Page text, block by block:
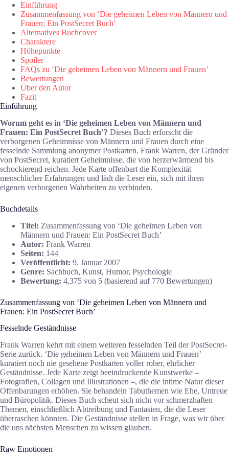
Einführung
Zusammenfassung von ‘Die geheimen Leben von Männern und
Frauen: Ein PostSecret Buch’
Alternatives Buchcover
Charaktere
Höhepunkte
Spoiler
FAQs zu ‘Die geheimen Leben von Männern und Frauen’
Bewertungen
Über den Autor
Fazit
Einführung
Worum geht es in ‘Die geheimen Leben von Männern und
Frauen: Ein PostSecret Buch’? Dieses Buch erforscht die
verborgenen Geheimnisse von Männern und Frauen durch eine
fesselnde Sammlung anonymer Postkarten. Frank Warren, der Gründer
von PostSecret, kuratiert Geheimnisse, die von herzerwärmend bis
schockierend reichen. Jede Karte offenbart die Komplexität
menschlicher Erfahrungen und lädt die Leser ein, sich mit ihren
eigenen verborgenen Wahrheiten zu verbinden.
Buchdetails
Titel: Zusammenfassung von ‘Die geheimen Leben von
Männern und Frauen: Ein PostSecret Buch’
Autor: Frank Warren
Seiten: 144
Veröffentlicht: 9. Januar 2007
Genre: Sachbuch, Kunst, Humor, Psychologie
Bewertung: 4,375 von 5 (basierend auf 770 Bewertungen)
Zusammenfassung von ‘Die geheimen Leben von Männern und
Frauen: Ein PostSecret Buch’
Fesselnde Geständnisse
Frank Warren kehrt mit einem weiteren fesselnden Teil der PostSecret-
Serie zurück. ‘Die geheimen Leben von Männern und Frauen’
kuratiert noch nie gesehene Postkarten voller roher, ehrlicher
Geständnisse. Jede Karte zeigt beeindruckende Kunstwerke –
Fotografien, Collagen und Illustrationen –, die die intime Natur dieser
Offenbarungen erhöhen. Sie behandeln Tabuthemen wie Ehe, Untreue
und Büropolitik. Dieses Buch scheut sich nicht vor schmerzhaften
Themen, einschließlich Abtreibung und Fantasien, die die Leser
überraschen könnten. Die Geständnisse stellen in Frage, was wir über
die uns nächsten Menschen zu wissen glauben.
Raw Emotionen